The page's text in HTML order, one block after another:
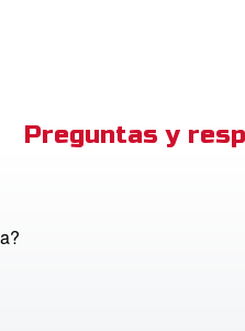
Preguntas y